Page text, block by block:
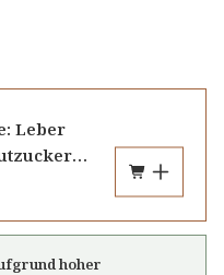
Leber
hoher